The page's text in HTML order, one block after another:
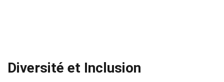
Diversité et Inclusion